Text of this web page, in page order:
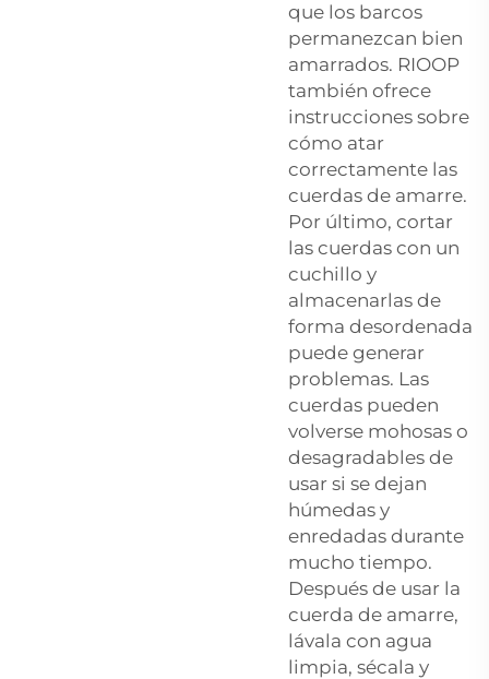
que los barcos
permanezcan bien
amarrados. RIOOP
también ofrece
instrucciones sobre
cómo atar
correctamente las
cuerdas de amarre.
Por último, cortar
las cuerdas con un
cuchillo y
almacenarlas de
forma desordenada
puede generar
problemas. Las
cuerdas pueden
volverse mohosas o
desagradables de
usar si se dejan
húmedas y
enredadas durante
mucho tiempo.
Después de usar la
cuerda de amarre,
lávala con agua
limpia, sécala y